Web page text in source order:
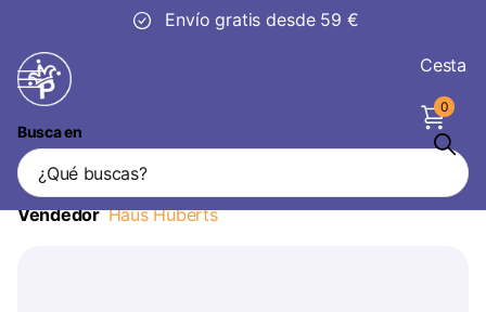
Envío gratis desde 59 €
Busca en
Cesta
0
Oktoberfest Vestido Dirndl Oktoberfest
Negro Azul Señoras
Vendedor Haus Huberts